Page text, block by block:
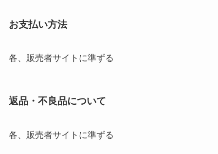
お支払い方法
各、販売者サイトに準ずる
返品・不良品について
各、販売者サイトに準ずる